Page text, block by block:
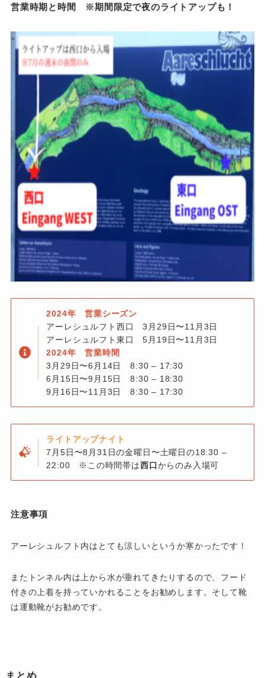
営業時期と時間 ※期間限定で夜のライトアップも！
2024年 営業シーズン
アーレシュルフト西口 3月29日〜11月3日
アーレシュルフト東口 5月19日〜11月3日
2024年 営業時間
3月29日〜6月14日 8:30 – 17:30
6月15日〜9月15日 8:30 – 18:30
9月16日〜11月3日 8:30 – 17:30
ライトアップナイト
7月5日〜8月31日の金曜日〜土曜日の18:30 –
22:00 ※この時間帯は西口からのみ入場可
注意事項
アーレシュルフト内はとても涼しいというか寒かったです！
またトンネル内は上から水が垂れてきたりするので、 フード
付きの上着を持っていかれることをお勧めします 。そして靴
は運動靴がお勧めです。